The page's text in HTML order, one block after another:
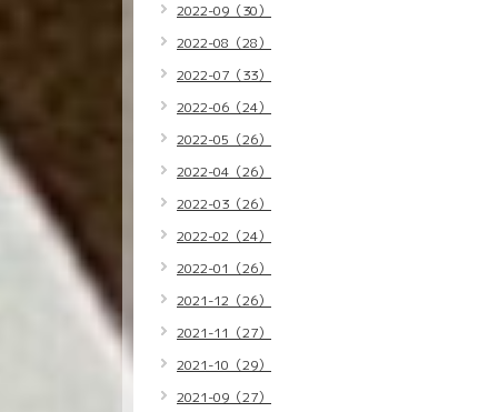
2022-09（30）
2022-08（28）
2022-07（33）
2022-06（24）
2022-05（26）
2022-04（26）
2022-03（26）
2022-02（24）
2022-01（26）
2021-12（26）
2021-11（27）
2021-10（29）
2021-09（27）